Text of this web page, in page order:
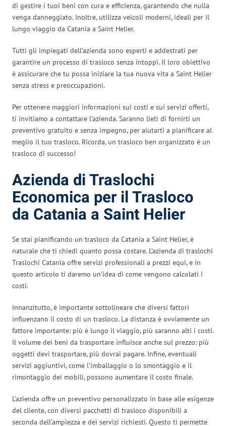
di gestire i tuoi beni con cura e efficienza, garantendo che nulla
venga danneggiato. Inoltre, utilizza veicoli moderni, ideali per il
lungo viaggio da Catania a Saint Helier.
Tutti gli impiegati dell’azienda sono esperti e addestrati per
garantire un processo di trasloco senza intoppi. Il loro obiettivo
è assicurare che tu possa iniziare la tua nuova vita a Saint Helier
senza stress e preoccupazioni.
Per ottenere maggiori informazioni sui costi e sui servizi offerti,
ti invitiamo a contattare l’azienda. Saranno lieti di fornirti un
preventivo gratuito e senza impegno, per aiutarti a pianificare al
meglio il tuo trasloco. Ricorda, un trasloco ben organizzato è un
trasloco di successo!
Azienda di Traslochi
Economica per il Trasloco
da Catania a Saint Helier
Se stai pianificando un trasloco da Catania a Saint Helier, è
naturale che ti chiedi quanto possa costare. L’azienda di traslochi
Traslochi Catania offre servizi professionali a prezzi equi, e in
questo articolo ti daremo un’idea di come vengono calcolati i
costi.
Innanzitutto, è importante sottolineare che diversi fattori
influenzano il costo di un trasloco. La distanza è ovviamente un
fattore importante: più è lungo il viaggio, più saranno alti i costi.
Il volume dei beni da trasportare influisce anche sul prezzo: più
oggetti devi trasportare, più dovrai pagare. Infine, eventuali
servizi aggiuntivi, come l’imballaggio o lo smontaggio e il
rimontaggio dei mobili, possono aumentare il costo finale.
L’azienda offre un preventivo personalizzato in base alle esigenze
del cliente, con diversi pacchetti di trasloco disponibili a
seconda dell’ampiezza e dei servizi richiesti. Questo ti permette